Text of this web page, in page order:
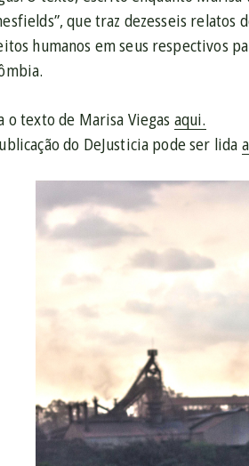
que traz dezesseis relatos
humanos em seus respectivos
o texto de Marisa Viegas aqui.
do DeJusticia pode ser lida